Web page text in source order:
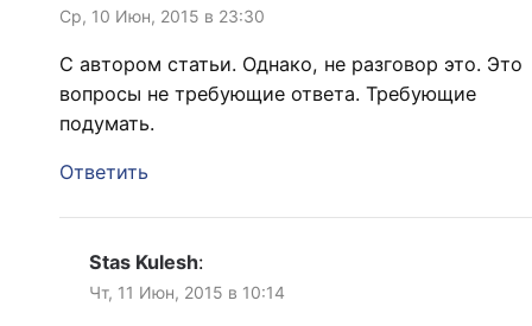
Ср, 10 Июн, 2015 в 23:30
С автором статьи. Однако, не разговор это. Это
вопросы не требующие ответа. Требующие
подумать.
Ответить
Stas Kulesh:
Чт, 11 Июн, 2015 в 10:14